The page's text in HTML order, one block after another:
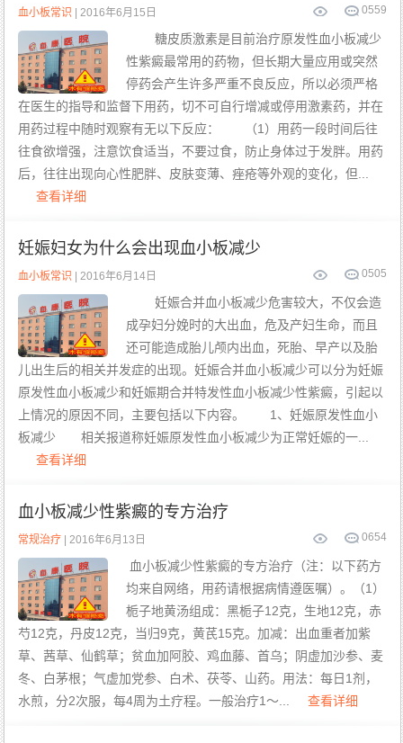
559
0
血小板常识 | 2016年6月15日
糖皮质激素是目前治疗原发性血小板减少
性紫癜最常用的药物，但长期大量应用或突然
停药会产生许多严重不良反应，所以必须严格
在医生的指导和监督下用药，切不可自行增减或停用激素药，并在
用药过程中随时观察有无以下反应： （1）用药一段时间后往
往食欲增强，注意饮食适当，不要过食，防止身体过于发胖。用药
后，往往出现向心性肥胖、皮肤变薄、痤疮等外观的变化，但...
查看详细
妊娠妇女为什么会出现血小板减少
505
0
血小板常识 | 2016年6月14日
妊娠合并血小板减少危害较大，不仅会造
成孕妇分娩时的大出血，危及产妇生命，而且
还可能造成胎儿颅内出血，死胎、早产以及胎
儿出生后的相关并发症的出现。妊娠合并血小板减少可以分为妊娠
原发性血小板减少和妊娠期合并特发性血小板减少性紫癜，引起以
上情况的原因不同，主要包括以下内容。 1、妊娠原发性血小
板减少 相关报道称妊娠原发性血小板减少为正常妊娠的一...
查看详细
血小板减少性紫癜的专方治疗
654
0
常规治疗 | 2016年6月13日
血小板减少性紫癜的专方治疗（注：以下药方
均来自网络，用药请根据病情遵医嘱）。（1）
栀子地黄汤组成：黑栀子12克，生地12克，赤
芍12克，丹皮12克，当归9克，黄芪15克。加减：出血重者加紫
草、茜草、仙鹤草；贫血加阿胶、鸡血藤、首乌；阴虚加沙参、麦
冬、白茅根；气虚加党参、白术、茯苓、山药。用法：每日1剂，
水煎，分2次服，每4周为土疗程。一般治疗1～...
查看详细